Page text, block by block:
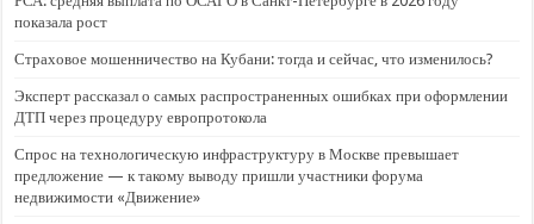
показала рост
Страховое мошенничество на Кубани: тогда и сейчас, что изменилось?
Эксперт рассказал о самых распространенных ошибках при оформлении
ДТП через процедуру европротокола
Спрос на технологическую инфраструктуру в Москве превышает
предложение — к такому выводу пришли участники форума
недвижимости «Движение»